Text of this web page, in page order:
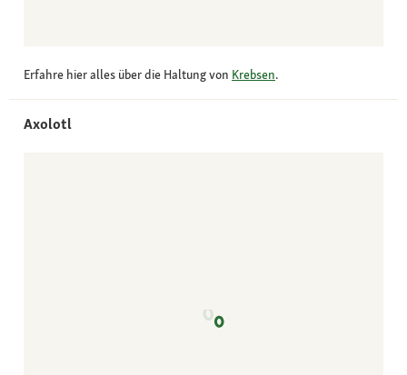
Erfahre hier alles über die Haltung von Krebsen.
Axolotl